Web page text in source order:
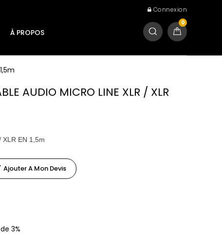
Connexion
0
À PROPOS
AUDIO MICRO LINE XLR / XLR
XLR EN 1,5m
Ajouter A Mon Devis
3%